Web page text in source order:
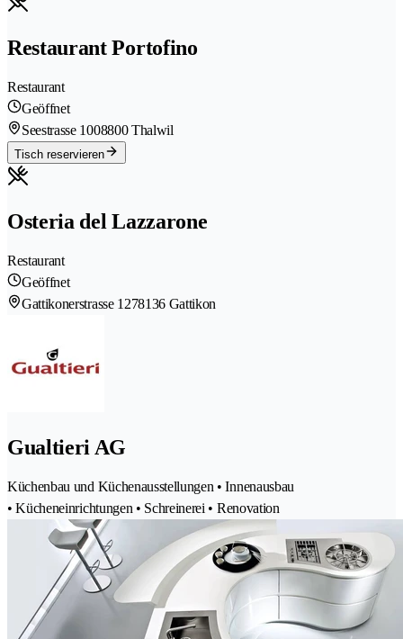
Restaurant Portofino
Restaurant
Geöffnet
Seestrasse 1008800 Thalwil
Tisch reservieren
Osteria del Lazzarone
Restaurant
Geöffnet
Gattikonerstrasse 1278136 Gattikon
Gualtieri AG
Küchenbau und Küchenausstellungen • Innenausbau
• Kücheneinrichtungen • Schreinerei • Renovation